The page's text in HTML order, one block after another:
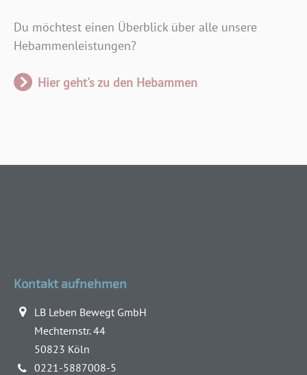
Du möchtest einen Überblick über alle unsere
Hebammenleistungen?
Hier geht's zu den Hebammen
Kontakt aufnehmen
LB Leben Bewegt GmbH
Mechternstr. 44
50823 Köln
0221-5887008-5